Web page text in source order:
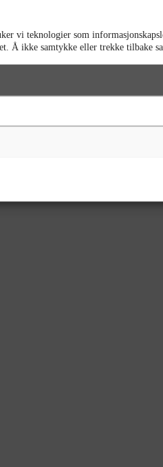
vi teknologier som
Å ikke samtykke eller trekke tilbake